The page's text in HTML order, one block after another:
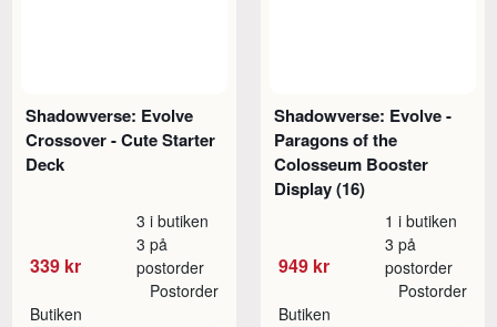
Shadowverse: Evolve
Crossover - Cute Starter
Deck
339 kr
3 i butiken
3 på
postorder
Butiken
Postorder
Shadowverse: Evolve -
Paragons of the
Colosseum Booster
Display (16)
949 kr
1 i butiken
3 på
postorder
Butiken
Postorder